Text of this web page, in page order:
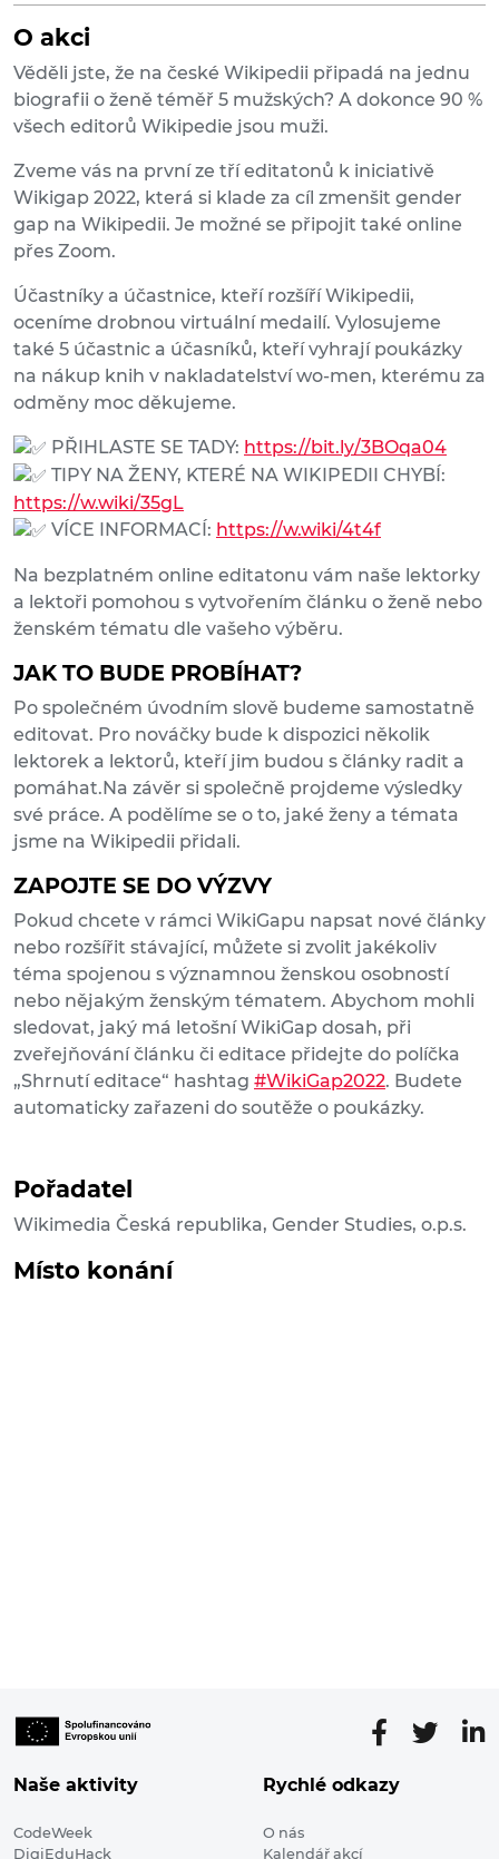
O akci
Věděli jste, že na české Wikipedii připadá na jednu
biografii o ženě téměř 5 mužských? A dokonce 90 %
všech editorů Wikipedie jsou muži.
Zveme vás na první ze tří editatonů k iniciativě
Wikigap 2022, která si klade za cíl zmenšit gender
gap na Wikipedii. Je možné se připojit také online
přes Zoom.
Účastníky a účastnice, kteří rozšíří Wikipedii,
oceníme drobnou virtuální medailí. Vylosujeme
také 5 účastnic a účasníků, kteří vyhrají poukázky
na nákup knih v nakladatelství wo-men, kterému za
odměny moc děkujeme.
PŘIHLASTE SE TADY: https://bit.ly/3BOqa04
TIPY NA ŽENY, KTERÉ NA WIKIPEDII CHYBÍ:
https://w.wiki/35gL
VÍCE INFORMACÍ: https://w.wiki/4t4f
Na bezplatném online editatonu vám naše lektorky
a lektoři pomohou s vytvořením článku o ženě nebo
ženském tématu dle vašeho výběru.
JAK TO BUDE PROBÍHAT?
Po společném úvodním slově budeme samostatně
editovat. Pro nováčky bude k dispozici několik
lektorek a lektorů, kteří jim budou s články radit a
pomáhat.Na závěr si společně projdeme výsledky
své práce. A podělíme se o to, jaké ženy a témata
jsme na Wikipedii přidali.
ZAPOJTE SE DO VÝZVY
Pokud chcete v rámci WikiGapu napsat nové články
nebo rozšířit stávající, můžete si zvolit jakékoliv
téma spojenou s významnou ženskou osobností
nebo nějakým ženským tématem. Abychom mohli
sledovat, jaký má letošní WikiGap dosah, při
zveřejňování článku či editace přidejte do políčka
„Shrnutí editace“ hashtag #WikiGap2022. Budete
automaticky zařazeni do soutěže o poukázky.
Pořadatel
Wikimedia Česká republika, Gender Studies, o.p.s.
Místo konání
Naše aktivity
CodeWeek
DigiEduHack
Rychlé odkazy
O nás
Kalendář akcí